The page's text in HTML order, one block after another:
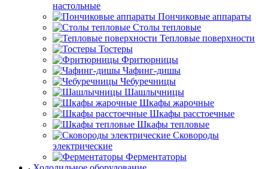
настольные
Пончиковые аппараты
Столы тепловые
Тепловые поверхности
Тостеры
Фритюрницы
Чафинг-дишы
Чебуречницы
Шашлычницы
Шкафы жарочные
Шкафы расстоечные
Шкафы тепловые
Сковороды
электрические
Ферментаторы